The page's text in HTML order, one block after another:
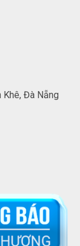
Khê, Đà Nẵng